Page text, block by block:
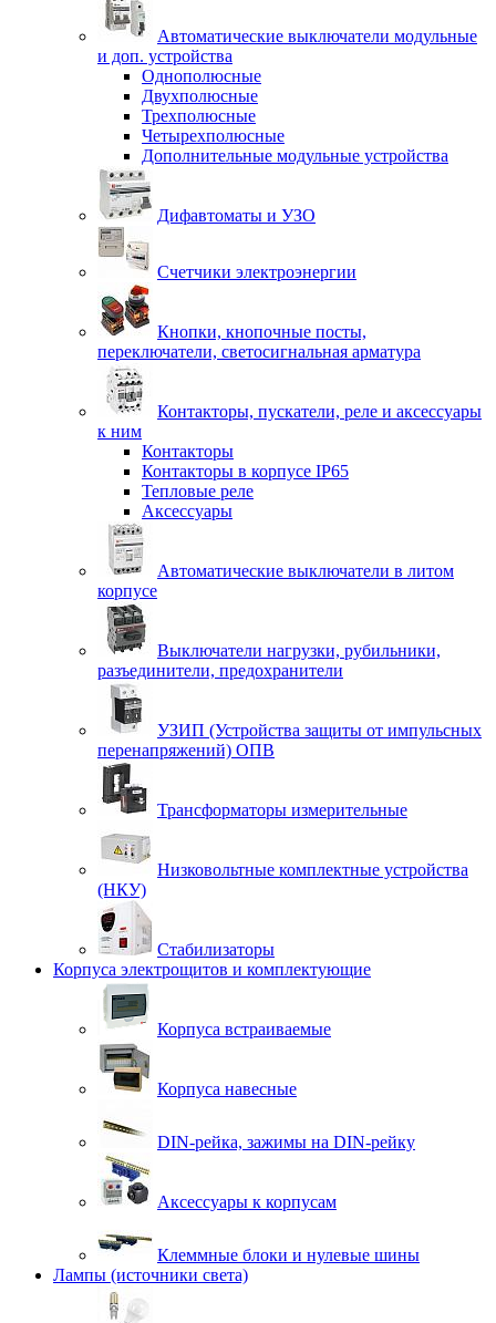
Автоматические выключатели модульные
и доп. устройства
Однополюсные
Двухполюсные
Трехполюсные
Четырехполюсные
Дополнительные модульные устройства
Дифавтоматы и УЗО
Счетчики электроэнергии
Кнопки, кнопочные посты,
переключатели, светосигнальная арматура
Контакторы, пускатели, реле и аксессуары
к ним
Контакторы
Контакторы в корпусе IP65
Тепловые реле
Аксессуары
Автоматические выключатели в литом
корпусе
Выключатели нагрузки, рубильники,
разъединители, предохранители
УЗИП (Устройства защиты от импульсных
перенапряжений) ОПВ
Трансформаторы измерительные
Низковольтные комплектные устройства
(НКУ)
Стабилизаторы
Корпуса электрощитов и комплектующие
Корпуса встраиваемые
Корпуса навесные
DIN-рейка, зажимы на DIN-рейку
Аксессуары к корпусам
Клеммные блоки и нулевые шины
Лампы (источники света)